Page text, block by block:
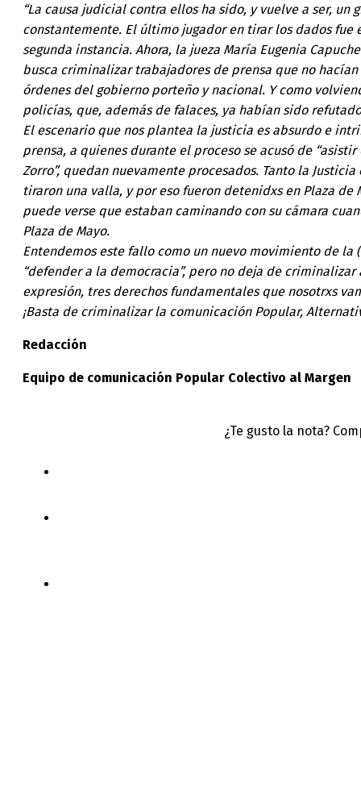
“La causa judicial contra ellos ha sido, y vuelve a ser,
constantemente. El último jugador en tirar los dados
segunda instancia. Ahora, la jueza María Eugenia
busca criminalizar trabajadores de prensa que no
órdenes del gobierno porteño y nacional. Y como
policías, que, además de falaces, ya habían sido
El escenario que nos plantea la justicia es absurdo e
prensa, a quienes durante el proceso se acusó de
Zorro”, quedan nuevamente procesados. Tanto la
tiraron una valla, y por eso fueron detenidxs en Plaza
puede verse que estaban caminando con su cámara
Plaza de Mayo.
Entendemos este fallo como un nuevo movimiento de
“defender a la democracia”, pero no deja de
expresión, tres derechos fundamentales que nosotrxs
¡Basta de criminalizar la comunicación Popular,
Redacción
Equipo de comunicación Popular Colectivo al Margen
¿Te gusto la nota?